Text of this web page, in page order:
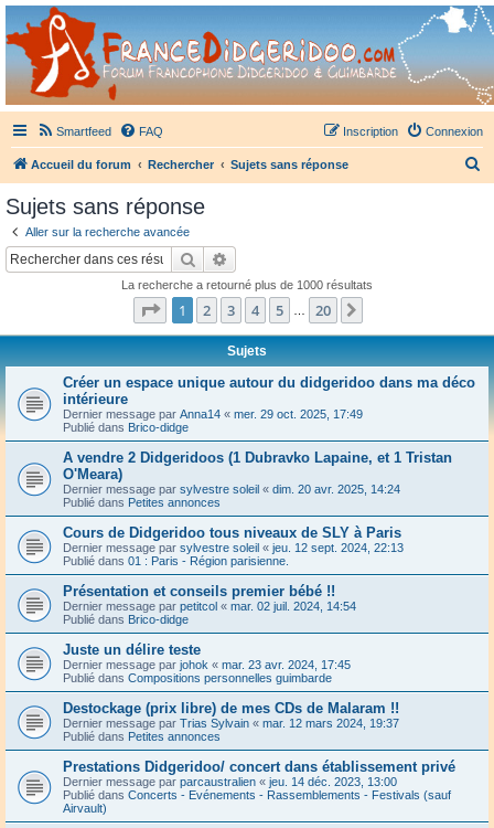
France Didgeridoo
Didgeridoo et Guimbarde sur France Didgeridoo - retrouvez la communauté.
Smartfeed FAQ Connexion
Inscription
Accueil du forum Rechercher Sujets sans réponse
Sujets sans réponse
Aller sur la recherche avancée
Rechercher
La recherche a retourné plus de 1000 résultats
Page 1sur20
1 2 3 4 5 20
Sujets
Créer un espace unique autour du didgeridoo dans ma déco
intérieure
Dernier message par Anna14 « mer. 29 oct. 2025, 17:49
Publié dans Brico-didge
A vendre 2 Didgeridoos (1 Dubravko Lapaine, et 1 Tristan
O'Meara)
Dernier message par sylvestre soleil « dim. 20 avr. 2025, 14:24
Publié dans Petites annonces
Cours de Didgeridoo tous niveaux de SLY à Paris
Dernier message par sylvestre soleil « jeu. 12 sept. 2024, 22:13
Publié dans 01 : Paris - Région parisienne.
Présentation et conseils premier bébé !!
Dernier message par petitcol « mar. 02 juil. 2024, 14:54
Publié dans Brico-didge
Juste un délire teste
Dernier message par johok « mar. 23 avr. 2024, 17:45
Publié dans Compositions personnelles guimbarde
Destockage (prix libre) de mes CDs de Malaram !!
Dernier message par Trias Sylvain « mar. 12 mars 2024, 19:37
Publié dans Petites annonces
Prestations Didgeridoo/ concert dans établissement privé
Dernier message par parcaustralien « jeu. 14 déc. 2023, 13:00
Publié dans Concerts - Evénements - Rassemblements - Festivals (sauf
Airvault)